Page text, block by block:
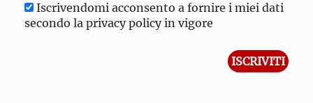
Iscrivendomi acconsento a fornire i miei dati
secondo la privacy policy in vigore